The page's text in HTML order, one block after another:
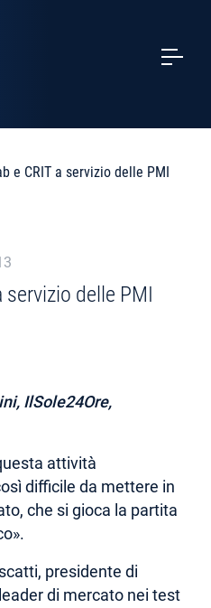
e CRIT a servizio delle PMI
servizio delle PMI
IlSole24Ore,
attività
difficile da mettere in
che si gioca la partita
presidente di
di mercato nei test